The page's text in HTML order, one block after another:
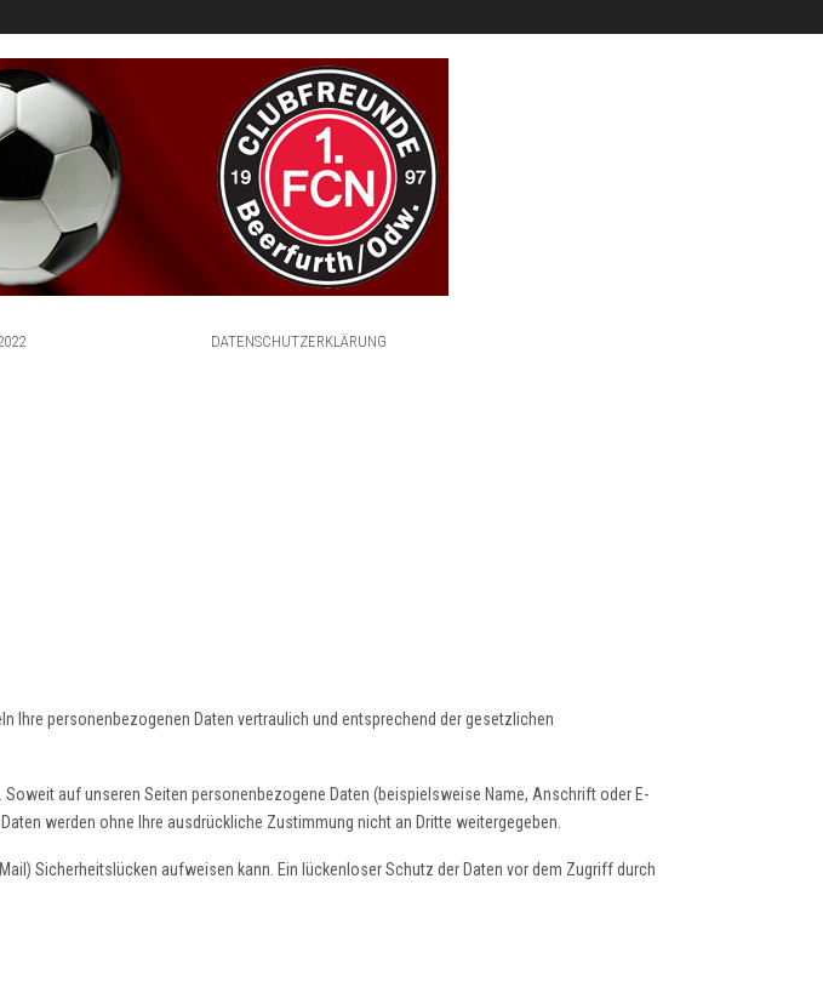
DATENSCHUTZERKLÄRUNG
Ihre personenbezogenen Daten vertraulich und entsprechend der gesetzlichen
auf unseren Seiten personenbezogene Daten (beispielsweise Name, Anschrift oder E-
werden ohne Ihre ausdrückliche Zustimmung nicht an Dritte weitergegeben.
Sicherheitslücken aufweisen kann. Ein lückenloser Schutz der Daten vor dem Zugriff durch